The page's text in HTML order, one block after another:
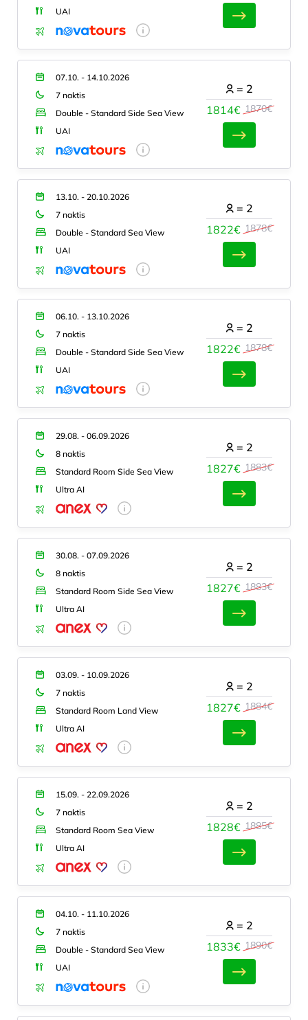
UAI
07.10. - 14.10.2026
7 naktis
Double - Standard Side Sea View
UAI
1814€ 1870€
= 2
13.10. - 20.10.2026
7 naktis
Double - Standard Sea View
UAI
1822€ 1878€
= 2
06.10. - 13.10.2026
7 naktis
Double - Standard Side Sea View
UAI
1822€ 1878€
= 2
29.08. - 06.09.2026
8 naktis
Standard Room Side Sea View
Ultra AI
1827€ 1883€
= 2
30.08. - 07.09.2026
8 naktis
Standard Room Side Sea View
Ultra AI
1827€ 1883€
= 2
03.09. - 10.09.2026
7 naktis
Standard Room Land View
Ultra AI
1827€ 1884€
= 2
15.09. - 22.09.2026
7 naktis
Standard Room Sea View
Ultra AI
1828€ 1885€
= 2
04.10. - 11.10.2026
7 naktis
Double - Standard Sea View
UAI
1833€ 1890€
= 2